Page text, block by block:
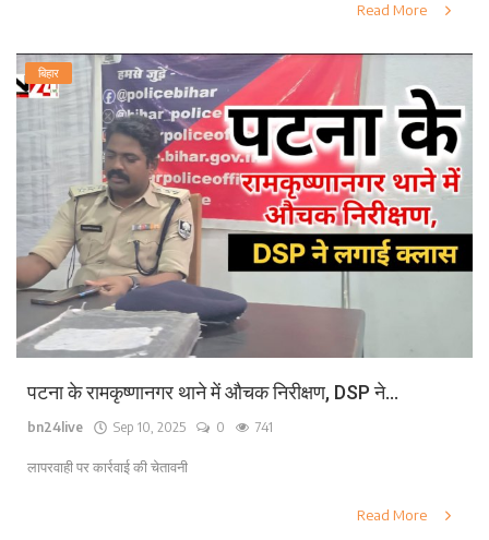
Read More
बिहार
पटना के रामकृष्णानगर थाने में औचक निरीक्षण, DSP ने...
bn24live Sep 10, 2025 0 741
लापरवाही पर कार्रवाई की चेतावनी
Read More